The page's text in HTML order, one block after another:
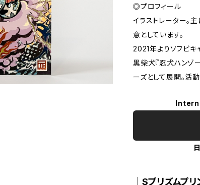
◎プロフィール
イラストレーター。
意としています。
2021年よりソフビキ
黒柴犬『忍犬ハンゾ
ーズとして展開。活
｜Sプリズムプ